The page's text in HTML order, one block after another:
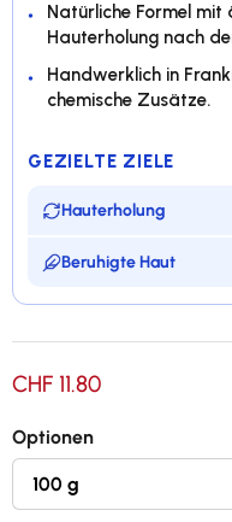
Natürliche Formel mit
Hauterholung nach
Handwerklich in
chemische Zusätze.
GEZIELTE ZIELE
Hauterholung
Beruhigte Haut
Besonders
Mit ätherischen
Bitterorange
Ermöglicht eine
Haut nach dem
CHF 11.80
Optionen